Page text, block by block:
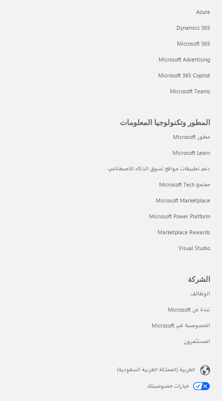
Azure
Dynamics 365
Microsoft 365
Microsoft Advertising
Microsoft 365 Copilot
Microsoft Teams
المطور وتكنولوجيا المعلومات
مطور Microsoft
Microsoft Learn
دعم تطبيقات مواقع تسوق الذكاء الاصطناعي
مجتمع Microsoft Tech
Microsoft Marketplace
Microsoft Power Platform
Marketplace Rewards
Visual Studio
الشركة
الوظائف
نبذة عن Microsoft
الخصوصية في Microsoft
المستثمرون
العربية (المملكة العربية السعودية)
خيارات خصوصيتك